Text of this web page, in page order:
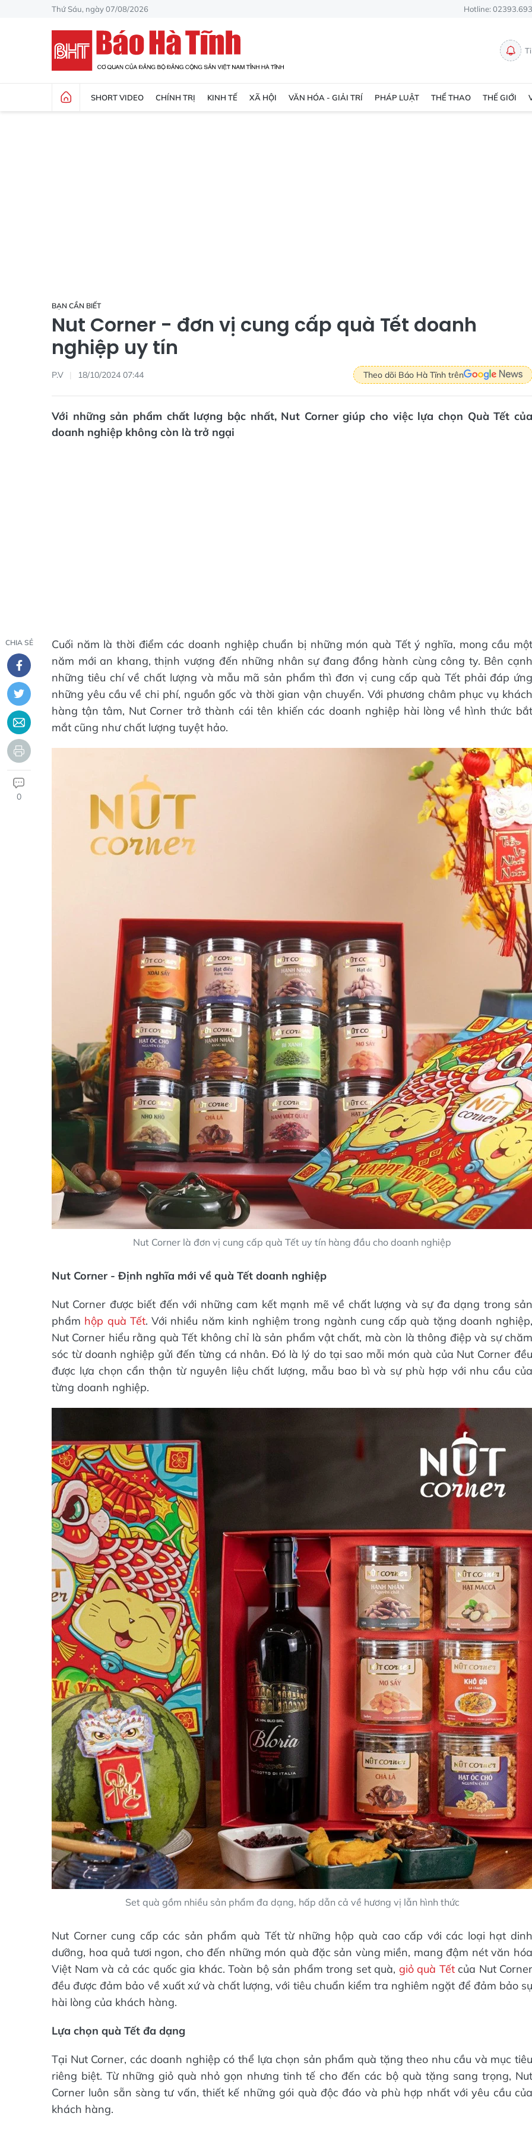
Thứ Sáu, ngày 07/08/2026 Hotline:
SHORT VIDEO CHÍNH TRỊ KINH TẾ XÃ HỘI VĂN HÓA - GIẢI TRÍ PHÁP LUẬT THỂ THAO THẾ GIỚI
BẠN CẦN BIẾT
Nut Corner - đơn vị cung cấp quà Tết doanh
nghiệp uy tín
P.V 18/10/2024 07:44 Theo dõi Báo Hà Tĩnh trên
Với những sản phẩm chất lượng bậc nhất, Nut Corner giúp cho việc lựa chọn Quà Tết của
doanh nghiệp không còn là trở ngại
CHIA SẺ
0
Cuối năm là thời điểm các doanh nghiệp chuẩn bị những món quà Tết ý nghĩa, mong cầu một
năm mới an khang, thịnh vượng đến những nhân sự đang đồng hành cùng công ty. Bên cạnh
những tiêu chí về chất lượng và mẫu mã sản phẩm thì đơn vị cung cấp quà Tết phải đáp ứng
những yêu cầu về chi phí, nguồn gốc và thời gian vận chuyển. Với phương châm phục vụ khách
hàng tận tâm, Nut Corner trở thành cái tên khiến các doanh nghiệp hài lòng về hình thức bắt
mắt cũng như chất lượng tuyệt hảo.
Nut Corner là đơn vị cung cấp quà Tết uy tín hàng đầu cho doanh nghiệp
Nut Corner - Định nghĩa mới về quà Tết doanh nghiệp
Nut Corner được biết đến với những cam kết mạnh mẽ về chất lượng và sự đa dạng trong sản
phẩm hộp quà Tết. Với nhiều năm kinh nghiệm trong ngành cung cấp quà tặng doanh nghiệp,
Nut Corner hiểu rằng quà Tết không chỉ là sản phẩm vật chất, mà còn là thông điệp và sự chăm
sóc từ doanh nghiệp gửi đến từng cá nhân. Đó là lý do tại sao mỗi món quà của Nut Corner đều
được lựa chọn cẩn thận từ nguyên liệu chất lượng, mẫu bao bì và sự phù hợp với nhu cầu của
từng doanh nghiệp.
Set quà gồm nhiều sản phẩm đa dạng, hấp dẫn cả về hương vị lẫn hình thức
Nut Corner cung cấp các sản phẩm quà Tết từ những hộp quà cao cấp với các loại hạt dinh
dưỡng, hoa quả tươi ngon, cho đến những món quà đặc sản vùng miền, mang đậm nét văn hóa
Việt Nam và cả các quốc gia khác. Toàn bộ sản phẩm trong set quà, giỏ quà Tếtcủa Nut Corner
đều được đảm bảo về xuất xứ và chất lượng, với tiêu chuẩn kiểm tra nghiêm ngặt để đảm bảo sự
hài lòng của khách hàng.
Lựa chọn quà Tết đa dạng
Tại Nut Corner, các doanh nghiệp có thể lựa chọn sản phẩm quà tặng theo nhu cầu và mục tiêu
riêng biệt. Từ những giỏ quà nhỏ gọn nhưng tinh tế cho đến các bộ quà tặng sang trọng, Nut
Corner luôn sẵn sàng tư vấn, thiết kế những gói quà độc đáo và phù hợp nhất với yêu cầu của
khách hàng.